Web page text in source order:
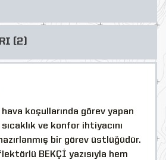
(2)
koşullarında görev yapan
ve konfor ihtiyacını
bir görev üstlüğüdür.
BEKÇİ yazısıyla hem